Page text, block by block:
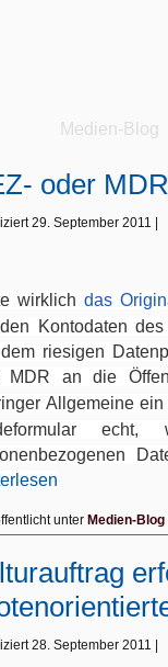
Medien-Blog
oder
29. September 2011
wirklich das
Kontodaten
riesigen
MDR an die
Allgemeine ein
unter Medien-Blog
28. September 2011